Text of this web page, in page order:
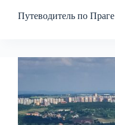
Путеводитель по Праге